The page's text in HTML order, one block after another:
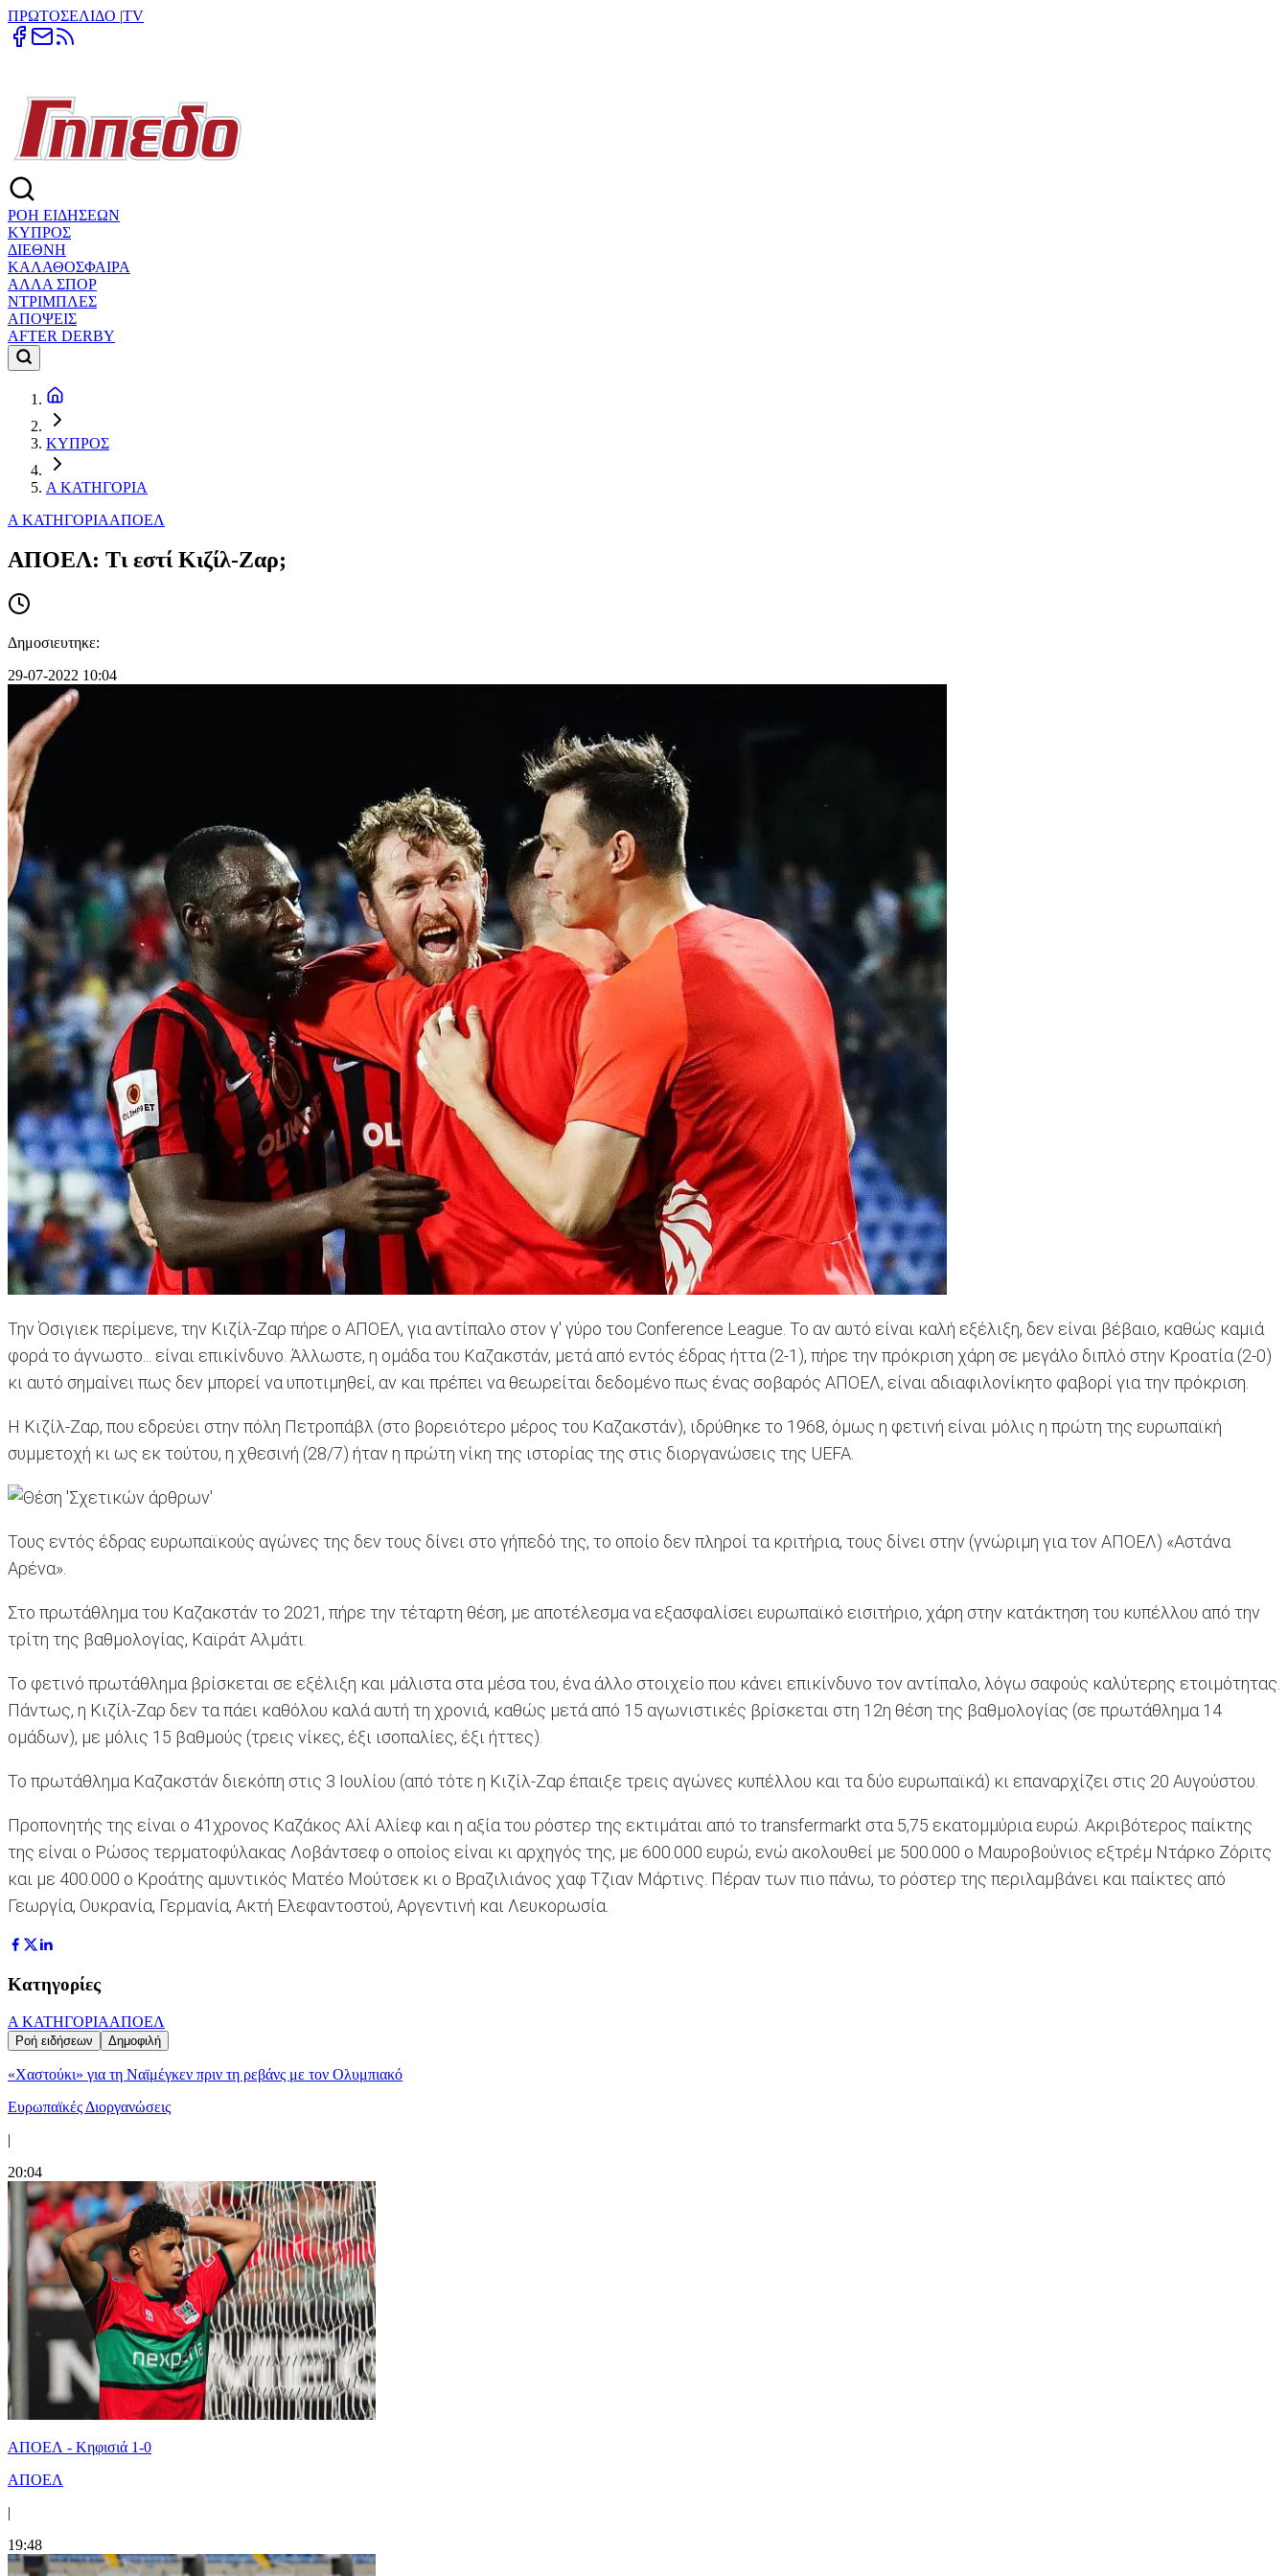
ΠΡΩΤΟΣΕΛΙΔΟ |TV
ΡΟΗ ΕΙΔΗΣΕΩΝ
ΚΥΠΡΟΣ
ΔΙΕΘΝΗ
ΚΑΛΑΘΟΣΦΑΙΡΑ
ΑΛΛΑ ΣΠΟΡ
ΝΤΡΙΜΠΛΕΣ
ΑΠΟΨΕΙΣ
AFTER DERBY
ΚΥΠΡΟΣ
Α ΚΑΤΗΓΟΡΙΑ
Α ΚΑΤΗΓΟΡΙΑΑΠΟΕΛ
ΑΠΟΕΛ: Τι εστί Κιζίλ-Ζαρ;
Δημοσιευτηκε:
29-07-2022 10:04
Την Όσιγιεκ περίμενε, την Κιζίλ-Ζαρ πήρε ο ΑΠΟΕΛ, για αντίπαλο στον γ' γύρο του Conference League. Το αν αυτό είναι καλή εξέλιξη, δεν είναι βέβαιο, καθώς καμιά
φορά το άγνωστο... είναι επικίνδυνο. Άλλωστε, η ομάδα του Καζακστάν, μετά από εντός έδρας ήττα (2-1), πήρε την πρόκριση χάρη σε μεγάλο διπλό στην Κροατία (2-0)
κι αυτό σημαίνει πως δεν μπορεί να υποτιμηθεί, αν και πρέπει να θεωρείται δεδομένο πως ένας σοβαρός ΑΠΟΕΛ, είναι αδιαφιλονίκητο φαβορί για την πρόκριση.
Η Κιζίλ-Ζαρ, που εδρεύει στην πόλη Πετροπάβλ (στο βορειότερο μέρος του Καζακστάν), ιδρύθηκε το 1968, όμως η φετινή είναι μόλις η πρώτη της ευρωπαϊκή
συμμετοχή κι ως εκ τούτου, η χθεσινή (28/7) ήταν η πρώτη νίκη της ιστορίας της στις διοργανώσεις της UΕFA.
Τους εντός έδρας ευρωπαϊκούς αγώνες της δεν τους δίνει στο γήπεδό της, το οποίο δεν πληροί τα κριτήρια, τους δίνει στην (γνώριμη για τον ΑΠΟΕΛ) «Αστάνα
Αρένα».
Στο πρωτάθλημα του Καζακστάν το 2021, πήρε την τέταρτη θέση, με αποτέλεσμα να εξασφαλίσει ευρωπαϊκό εισιτήριο, χάρη στην κατάκτηση του κυπέλλου από την
τρίτη της βαθμολογίας, Καϊράτ Αλμάτι.
Το φετινό πρωτάθλημα βρίσκεται σε εξέλιξη και μάλιστα στα μέσα του, ένα άλλο στοιχείο που κάνει επικίνδυνο τον αντίπαλο, λόγω σαφούς καλύτερης ετοιμότητας.
Πάντως, η Κιζίλ-Ζαρ δεν τα πάει καθόλου καλά αυτή τη χρονιά, καθώς μετά από 15 αγωνιστικές βρίσκεται στη 12η θέση της βαθμολογίας (σε πρωτάθλημα 14
ομάδων), με μόλις 15 βαθμούς (τρεις νίκες, έξι ισοπαλίες, έξι ήττες).
Το πρωτάθλημα Καζακστάν διεκόπη στις 3 Ιουλίου (από τότε η Κιζίλ-Ζαρ έπαιξε τρεις αγώνες κυπέλλου και τα δύο ευρωπαϊκά) κι επαναρχίζει στις 20 Αυγούστου.
Προπονητής της είναι ο 41χρονος Καζάκος Αλί Αλίεφ και η αξία του ρόστερ της εκτιμάται από το transfermarkt στα 5,75 εκατομμύρια ευρώ. Ακριβότερος παίκτης
της είναι ο Ρώσος τερματοφύλακας Λοβάντσεφ ο οποίος είναι κι αρχηγός της, με 600.000 ευρώ, ενώ ακολουθεί με 500.000 ο Μαυροβούνιος εξτρέμ Ντάρκο Ζόριτς
και με 400.000 ο Κροάτης αμυντικός Ματέο Μούτσεκ κι ο Βραζιλιάνος χαφ Τζιαν Μάρτινς. Πέραν των πιο πάνω, το ρόστερ της περιλαμβάνει και παίκτες από
Γεωργία, Ουκρανία, Γερμανία, Ακτή Ελεφαντοστού, Αργεντινή και Λευκορωσία.
Κατηγορίες
Α ΚΑΤΗΓΟΡΙΑΑΠΟΕΛ
Ροή ειδήσεων Δημοφιλή
«Χαστούκι» για τη Ναϊμέγκεν πριν τη ρεβάνς με τον Ολυμπιακό
Ευρωπαϊκές Διοργανώσεις
|
20:04
ΑΠΟΕΛ - Κηφισιά 1-0
ΑΠΟΕΛ
|
19:48